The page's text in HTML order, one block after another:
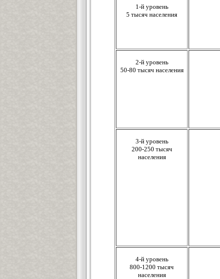
1-й уровень
5 тысяч населения
2-й уровень
50-80 тысяч населения
3-й уровень
200-250 тысяч
населения
4-й уровень
800-1200 тысяч
населения